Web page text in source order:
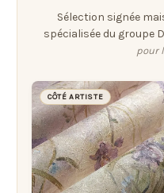
Sélection signée
spécialisée du groupe
pour
CÔTÉ ARTISTE